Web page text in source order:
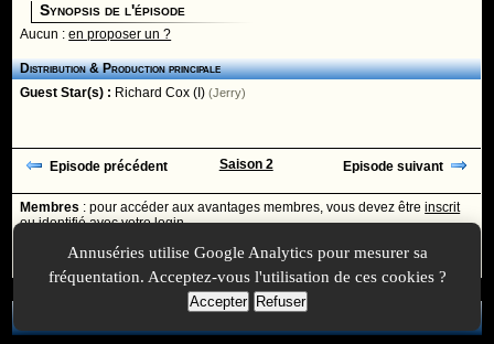
Synopsis de l'épisode
Aucun :en proposer un ?
Distribution & Production principale
Guest Star(s) : Richard Cox (I) (Jerry)
Episode précédent Saison 2 Episode suivant
Membres : pour accéder aux avantages membres, vous devez êtreinscrit
ouidentifiéavec votre login
Ajoutée le :30/11/-0001 à 00:00 -Mise à jour le :05/11/2023 à 10:41
Annuséries utilise Google Analytics pour mesurer sa
fréquentation. Acceptez-vous l'utilisation de ces cookies ?
Accepter Refuser